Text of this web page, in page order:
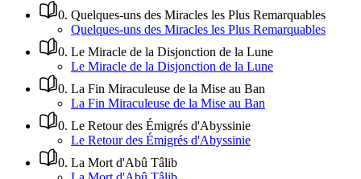
0. Quelques-uns des Miracles les Plus Remarquables
Quelques-uns des Miracles les Plus Remarquables
0. Le Miracle de la Disjonction de la Lune
Le Miracle de la Disjonction de la Lune
0. La Fin Miraculeuse de la Mise au Ban
La Fin Miraculeuse de la Mise au Ban
0. Le Retour des Émigrés d'Abyssinie
Le Retour des Émigrés d'Abyssinie
0. La Mort d'Abû Tâlib